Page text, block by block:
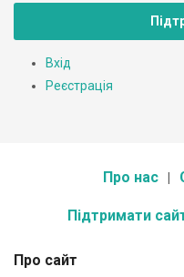
Вхід
Реєстрація
Про нас
Підтримати
Про сайт